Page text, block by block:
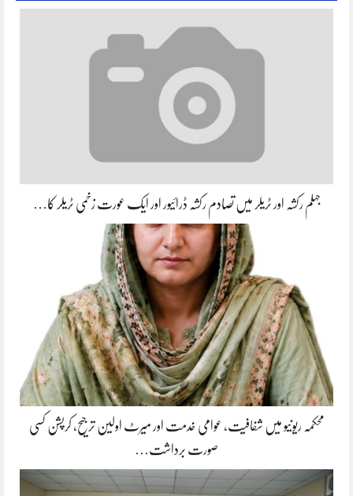
جہلم رکشہ اور ٹریلر میں تصادم رکشہ ڈرائیور اور ایک عورت زخمی ٹریلر کا…
محکمہ ریونیو میں شفافیت، عوامی خدمت اور میرٹ اولین ترجیح، کرپشن کسی
صورت برداشت…